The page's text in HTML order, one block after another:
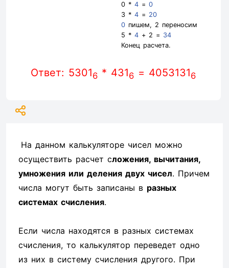
0 *4 =0
3 *4 = 20
0 пишем, 2 переносим
5 *4 + 2 = 34
Конец расчета.
Ответ: 53016 * 4316 = 40531316
На данном калькуляторе чисел можно
осуществить расчет сложения, вычитания,
умножения или деления двух чисел. Причем
числа могут быть записаны в разных
системах счисления.
Если числа находятся в разных системах
счисления, то калькулятор переведет одно
из них в систему счисления другого. При